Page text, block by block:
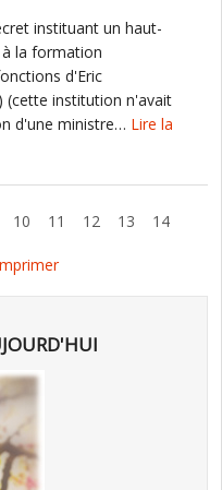
instituant un haut-
la formation
d'Eric
(cette institution n'avait
d'une ministre… Lire la
10 11 12 13
14